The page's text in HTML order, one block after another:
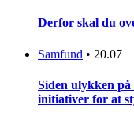
Derfor skal du
Samfund • 20.07
Siden ulykken
initiativer for at